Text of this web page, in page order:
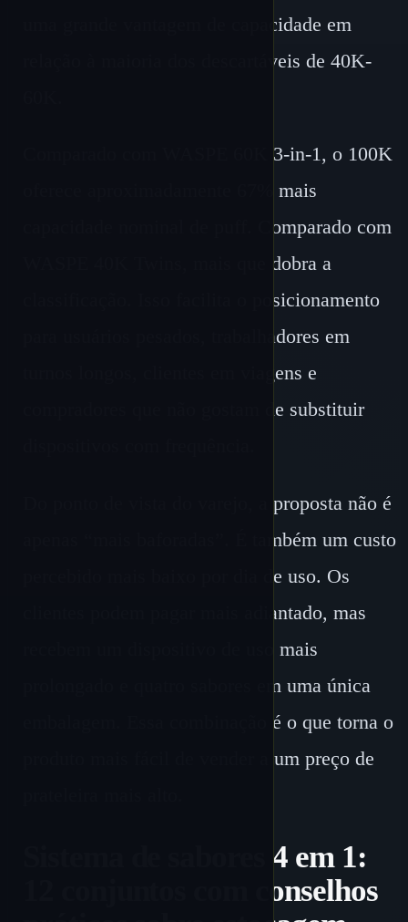
uma grande vantagem de capacidade em
relação à maioria dos descartáveis de 40K-
Comparado com WASPE 60K 3-in-1, o 100K
oferece aproximadamente 67% mais
capacidade nominal de puff. Comparado com
WASPE 40K Twins, mais que dobra a
classificação. Isso facilita o posicionamento
para usuários pesados, trabalhadores em
turnos longos, clientes em viagens e
compradores que não gostam de substituir
Do ponto de vista do varejo, a proposta não é
apenas “mais baforadas”. É também um custo
percebido mais baixo por dia de uso. Os
clientes podem pagar mais adiantado, mas
recebem um dispositivo de uso mais
prolongado e quatro sabores em uma única
embalagem. Essa combinação é o que torna o
produto mais fácil de vender a um preço de
Sistema de sabores 4 em 1:
12 conjuntos com conselhos